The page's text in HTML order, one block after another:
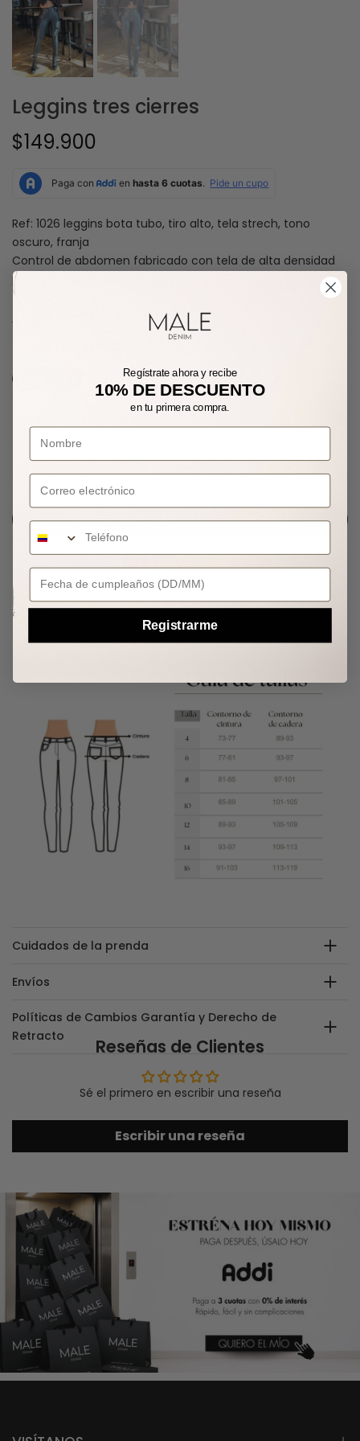
Leggins tres cierres
$149.900
Ref: 1026 leggins bota tubo, tiro alto, tela strech, tono
oscuro, franja
Control de abdomen fabricado con tela de alta densidad
para comprimir y moldear la figura
AGOTADO
NOTIFÍCAME CUANDO ESTÉ DISPONIBLE
Guía de Tallas
Cuidados de la prenda
Envíos
Políticas de Cambios Garantía y Derecho de
Retracto
Reseñas de Clientes
Sé el primero en escribir una reseña
Escribir una reseña
Regístrate ahora y recibe
10% DE DESCUENTO
en tu primera compra.
Correo electrónico
Your Birthday
Registrarme